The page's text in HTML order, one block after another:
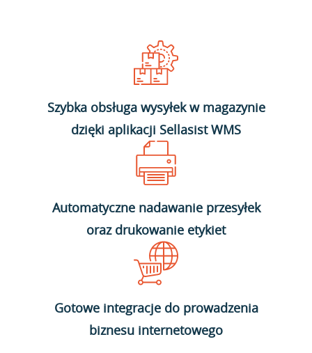
Szybka obsługa wysyłek w magazynie
dzięki aplikacji Sellasist WMS
Automatyczne nadawanie przesyłek
oraz drukowanie etykiet
Gotowe integracje do prowadzenia
biznesu internetowego